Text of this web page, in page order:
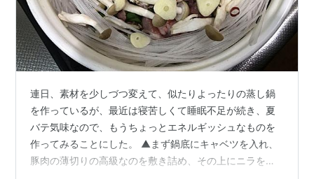
連日、素材を少しづつ変えて、似たりよったりの蒸し鍋
を作っているが、最近は寝苦しくて睡眠不足が続き、夏
バテ気味なので、もうちょっとエネルギッシュなものを
作ってみることにした。 ▲まず鍋底にキャベツを入れ、
豚肉の薄切りの高級なのを敷き詰め、その上にニラをの